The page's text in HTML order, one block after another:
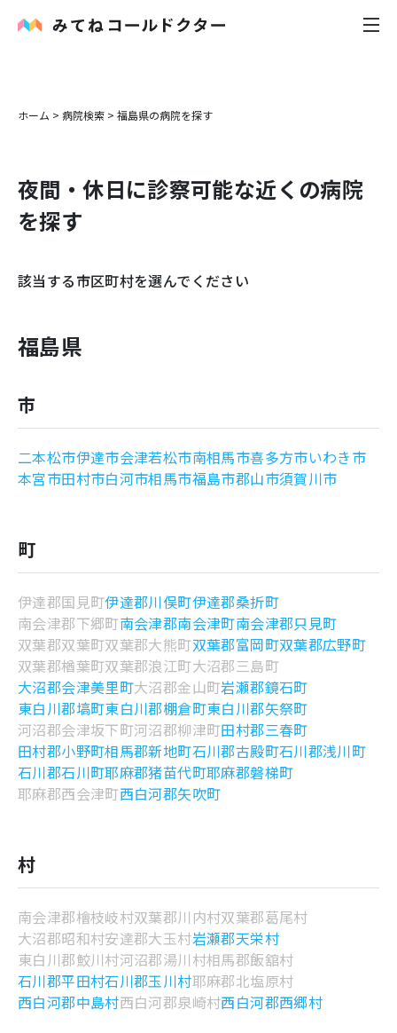
内科
花粉症
感染症
お役立ち記事
よくあるご質問
ホーム > 病院検索 > 福島県の病院を探す
夜間・休日に診察可能な近くの病院
を探す
該当する市区町村を選んでください
福島県
市
二本松市伊達市会津若松市南相馬市喜多方市いわき市
本宮市田村市白河市相馬市福島市郡山市須賀川市
町
伊達郡国見町伊達郡川俣町伊達郡桑折町
南会津郡下郷町南会津郡南会津町南会津郡只見町
双葉郡双葉町双葉郡大熊町双葉郡富岡町双葉郡広野町
双葉郡楢葉町双葉郡浪江町大沼郡三島町
大沼郡会津美里町大沼郡金山町岩瀬郡鏡石町
東白川郡塙町東白川郡棚倉町東白川郡矢祭町
河沼郡会津坂下町河沼郡柳津町田村郡三春町
田村郡小野町相馬郡新地町石川郡古殿町石川郡浅川町
石川郡石川町耶麻郡猪苗代町耶麻郡磐梯町
耶麻郡西会津町西白河郡矢吹町
村
南会津郡檜枝岐村双葉郡川内村双葉郡葛尾村
大沼郡昭和村安達郡大玉村岩瀬郡天栄村
東白川郡鮫川村河沼郡湯川村相馬郡飯舘村
石川郡平田村石川郡玉川村耶麻郡北塩原村
西白河郡中島村西白河郡泉崎村西白河郡西郷村